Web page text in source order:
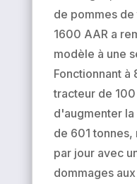
de pommes
1600 AAR a
modèle à une
Fonctionnant à
tracteur de
d'augmenter
de 601 tonnes,
par jour avec
dommages